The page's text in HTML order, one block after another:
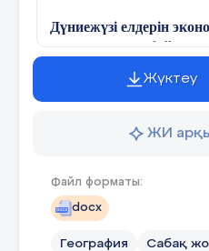
Үй тапсырмасы: 33
сұрақтарға жауап беру
Дүниежүзі елдерін
(сабақтың
Модуль/пән атауы
Жүктеу
ЖИ
Файл форматы:
docx
География Сабақ